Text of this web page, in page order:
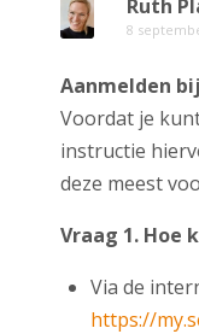
Ruth
8
Aanmelden
Voordat je
instructie
deze meest
Vraag 1. Hoe
Via de
https://